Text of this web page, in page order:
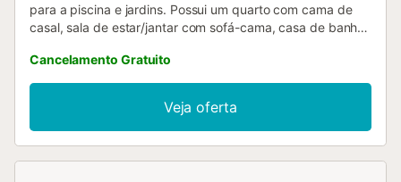
para a piscina e jardins. Possui um quarto com cama de
casal, sala de estar/jantar com sofá-cama, casa de banho
para o mar, piscina e jardins. - Estacionamento privado. A
urbanização Los Cisnes é um residencial privado de luxo,
com duas piscinas (uma para adultos e outra infantil),
campos de padel e ténis, parque infantil. Excelente
localização, com acesso direto ao passeio marítimo e à
Cancelamento Gratuito
Veja oferta